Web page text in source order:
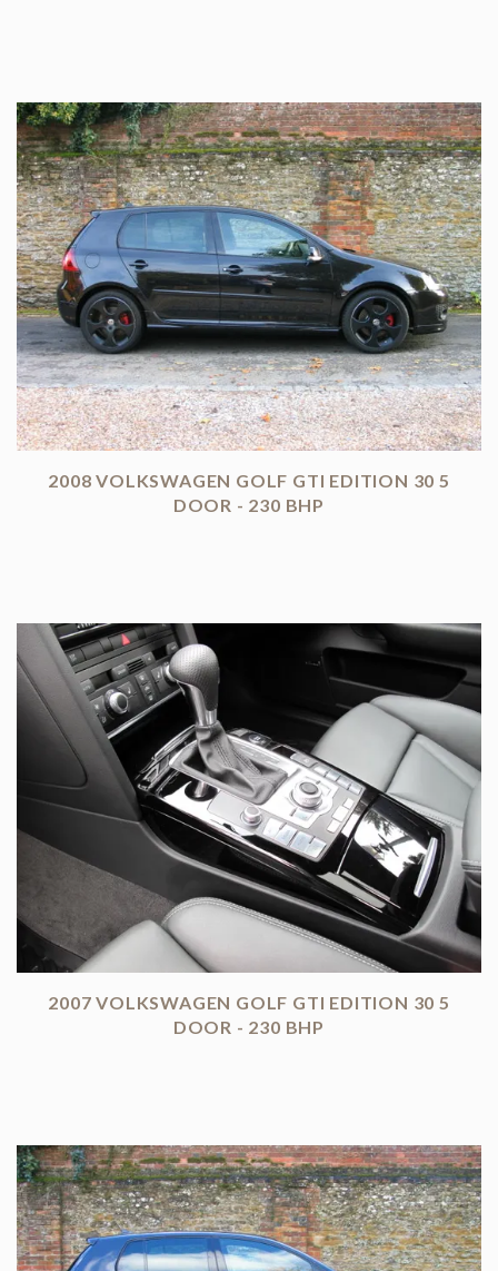
2008 VOLKSWAGEN GOLF GTI EDITION 30 5
DOOR - 230 BHP
2007 VOLKSWAGEN GOLF GTI EDITION 30 5
DOOR - 230 BHP